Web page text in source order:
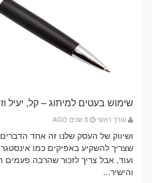
שימוש בעטים למיתוג – קל, יעיל
עורך ראשי
ושיווק של העסק שלנו זה אחד
שצריך להשקיע באפיקים כמו
ועוד, אבל צריך לזכור שהרבה
והישיר...